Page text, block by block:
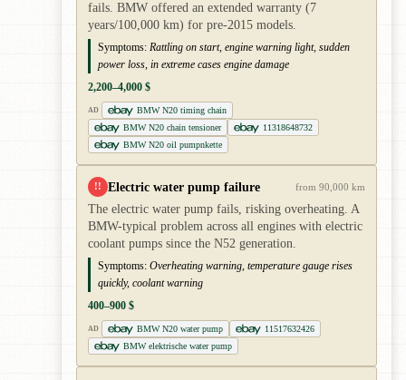
fails. BMW offered an extended warranty (7
years/100,000 km) for pre-2015 models.
Symptoms: Rattling on start, engine warning light, sudden
power loss, in extreme cases engine damage
2,200–4,000 $
AD
BMW N20 timing chain
BMW N20 chain tensioner
11318648732
BMW N20 oil pumpnkette
!! Electric water pump failure from 90,000 km
The electric water pump fails, risking overheating. A
BMW-typical problem across all engines with electric
coolant pumps since the N52 generation.
Symptoms: Overheating warning, temperature gauge rises
quickly, coolant warning
400–900 $
AD BMW N20 water pump
11517632426
BMW elektrische water pump